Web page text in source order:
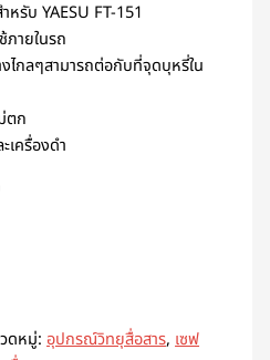
หรับ YAESU FT-151
ภายในรถ
งไกลๆสามารถต่อกับที่จุดบุหรี่ใน
ตก
เครื่องดำ
ดหมู่:อุปกรณ์วิทยุสื่อสาร,เซฟ